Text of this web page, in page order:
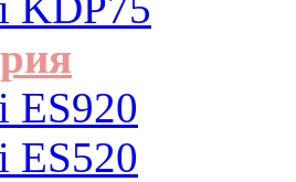
ES920
ES520